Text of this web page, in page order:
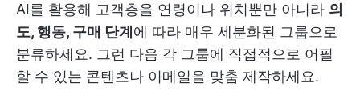
AI를 활용해 고객층을 연령이나 위치뿐만 아니라 의
도, 행동, 구매 단계 에 따라 매우 세분화된 그룹으로
분류하세요. 그런 다음 각 그룹에 직접적으로 어필
할 수 있는 콘텐츠나 이메일을 맞춤 제작하세요.